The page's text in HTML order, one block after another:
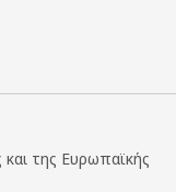
της Ευρωπαϊκής